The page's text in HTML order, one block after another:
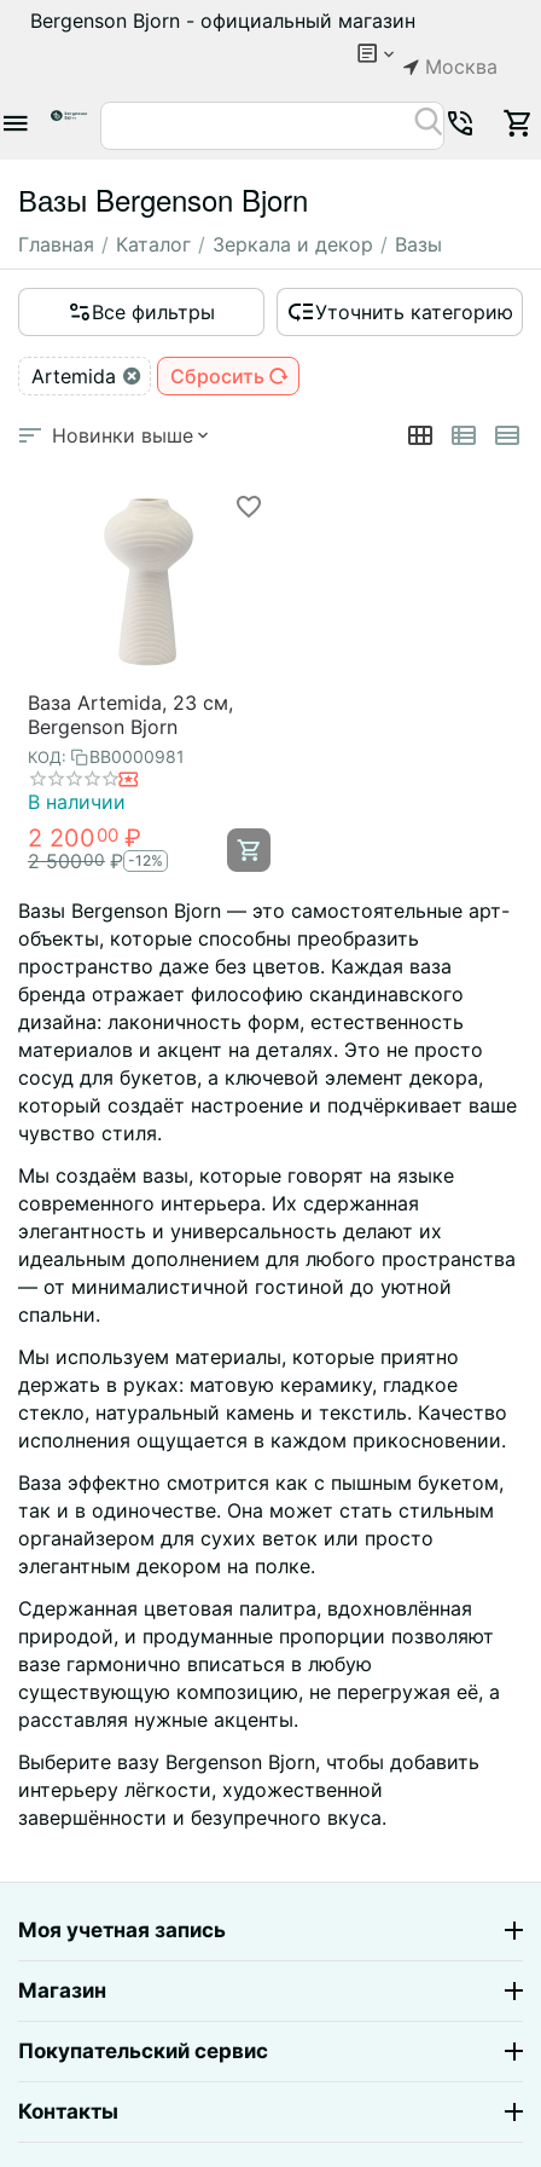
Bergenson Bjorn - официальный магазин
Москва
Вазы Bergenson Bjorn
Главная / Каталог / Зеркала и декор / Вазы
Все фильтры Уточнить категорию
Artemida Сбросить
Новинки выше
Ваза Artemida, 23 см,
Bergenson Bjorn
КОД: BB0000981
В наличии
2 20000 ₽
2 50000 ₽ -12%
Вазы Bergenson Bjorn — это самостоятельные арт-
объекты, которые способны преобразить
пространство даже без цветов. Каждая ваза
бренда отражает философию скандинавского
дизайна: лаконичность форм, естественность
материалов и акцент на деталях. Это не просто
сосуд для букетов, а ключевой элемент декора,
который создаёт настроение и подчёркивает ваше
чувство стиля.
Мы создаём вазы, которые говорят на языке
современного интерьера. Их сдержанная
элегантность и универсальность делают их
идеальным дополнением для любого пространства
— от минималистичной гостиной до уютной
спальни.
Мы используем материалы, которые приятно
держать в руках: матовую керамику, гладкое
стекло, натуральный камень и текстиль. Качество
исполнения ощущается в каждом прикосновении.
Ваза эффектно смотрится как с пышным букетом,
так и в одиночестве. Она может стать стильным
органайзером для сухих веток или просто
элегантным декором на полке.
Сдержанная цветовая палитра, вдохновлённая
природой, и продуманные пропорции позволяют
вазе гармонично вписаться в любую
существующую композицию, не перегружая её, а
расставляя нужные акценты.
Выберите вазу Bergenson Bjorn, чтобы добавить
интерьеру лёгкости, художественной
завершённости и безупречного вкуса.
Моя учетная запись
Магазин
Покупательский сервис
Контакты